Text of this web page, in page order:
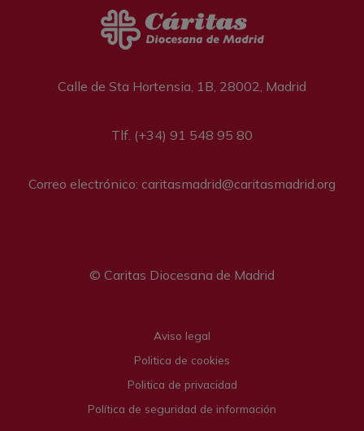
Calle de Sta Hortensia, 1B, 28002, Madrid
Tlf. (+34) 91 548 95 80
Correo electrónico: caritasmadrid@caritasmadrid.org
© Caritas Diocesana de Madrid
Aviso legal
Politica de cookies
Politica de privacidad
Política de seguridad de información